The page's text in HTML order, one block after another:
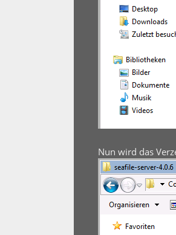
Nun wird das